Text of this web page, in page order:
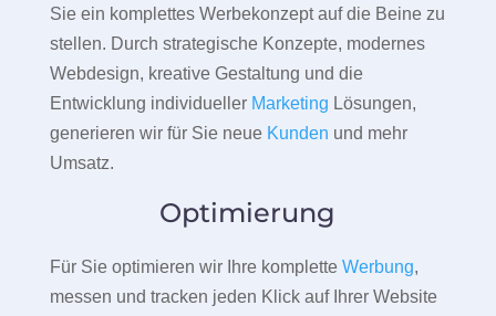
Sie ein komplettes Werbekonzept auf die Beine zu
stellen. Durch strategische Konzepte, modernes
Webdesign, kreative Gestaltung und die
Entwicklung individueller Marketing Lösungen,
generieren wir für Sie neue Kunden und mehr
Umsatz.
Optimierung
Für Sie optimieren wir Ihre komplette Werbung,
messen und tracken jeden Klick auf Ihrer Website